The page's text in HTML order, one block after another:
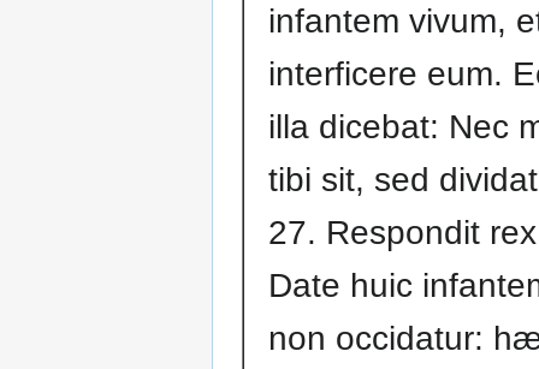
infantem vivum,
interficere eum.
illa dicebat: Nec
tibi sit, sed
27. Respondit
Date huic
non occidatur: